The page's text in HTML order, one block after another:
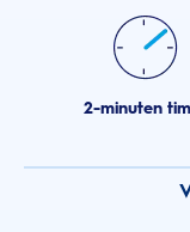
2-minuten